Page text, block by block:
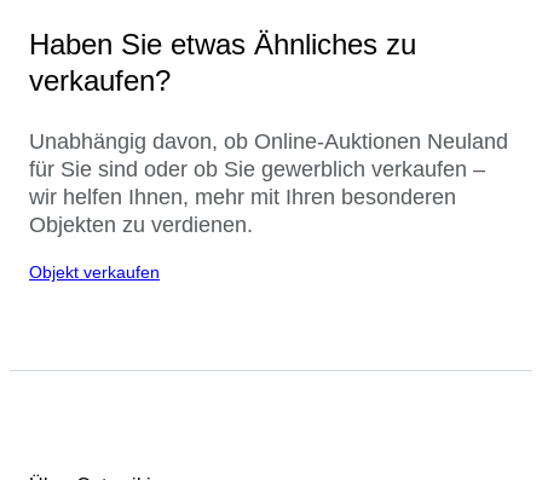
Haben Sie etwas Ähnliches zu
verkaufen?
Unabhängig davon, ob Online-Auktionen Neuland
für Sie sind oder ob Sie gewerblich verkaufen –
wir helfen Ihnen, mehr mit Ihren besonderen
Objekten zu verdienen.
Objekt verkaufen